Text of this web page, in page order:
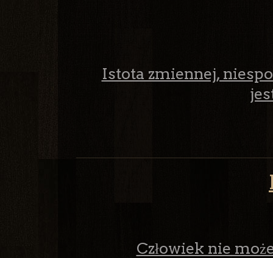
Istota zmiennej,
Człowiek nie